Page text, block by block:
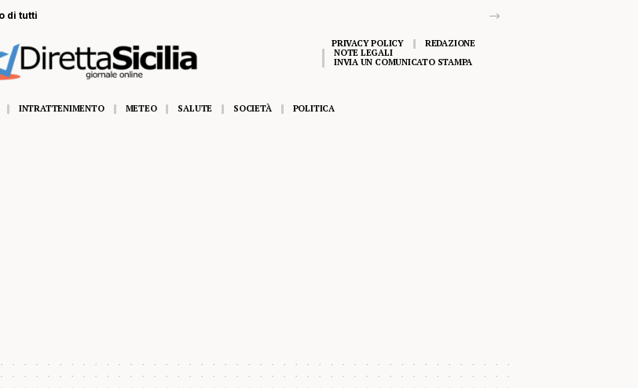
di tutti
PRIVACY POLICY
REDAZIONE
NOTE LEGALI
INVIA UN COMUNICATO STAMPA
INTRATTENIMENTO METEO SALUTE SOCIETÀ POLITICA